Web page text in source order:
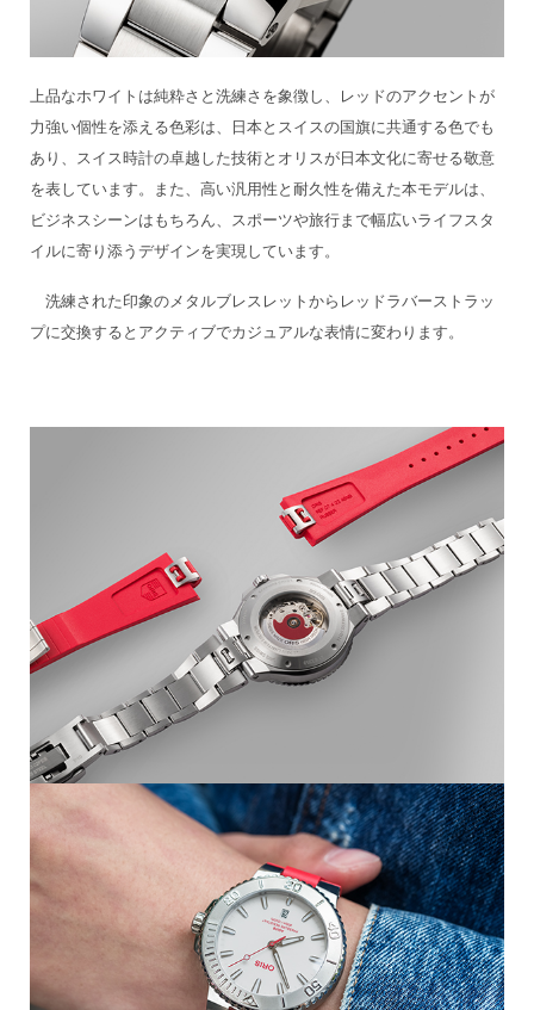
上品なホワイトは純粋さと洗練さを象徴し、レッドのアクセントが
力強い個性を添える色彩は、日本とスイスの国旗に共通する色でも
あり、スイス時計の卓越した技術とオリスが日本文化に寄せる敬意
を表しています。また、高い汎用性と耐久性を備えた本モデルは、
ビジネスシーンはもちろん、スポーツや旅行まで幅広いライフスタ
イルに寄り添うデザインを実現しています。
洗練された印象のメタルブレスレットからレッドラバーストラッ
プに交換するとアクティブでカジュアルな表情に変わります。